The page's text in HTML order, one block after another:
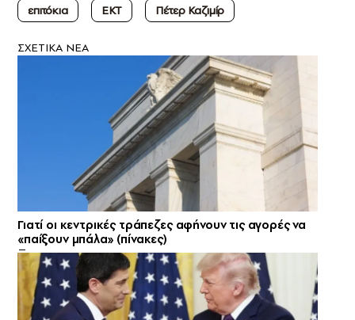
επιτόκια
ΕΚΤ Πέτερ Καζιμίρ
ΣXETIKA NEA
Γιατί οι κεντρικές τράπεζες αφήνουν τις αγορές να
«παίξουν μπάλα» (πίνακες)